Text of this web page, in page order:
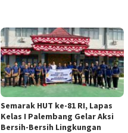
Semarak HUT ke-81 RI, Lapas
Kelas I Palembang Gelar Aksi
Bersih-Bersih Lingkungan